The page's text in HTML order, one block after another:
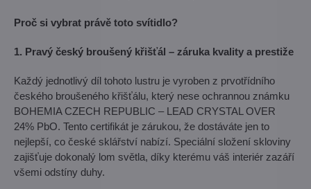
Proč si vybrat právě toto svítidlo?
1. Pravý český broušený křišťál – záruka kvality a prestiže
Každý jednotlivý díl tohoto lustru je vyroben z prvotřídního
českého broušeného křišťálu, který nese ochrannou známku
BOHEMIA CZECH REPUBLIC – LEAD CRYSTAL OVER
24% PbO. Tento certifikát je zárukou, že dostáváte jen to
nejlepší, co české sklářství nabízí. Speciální složení skloviny
zajišťuje dokonalý lom světla, díky kterému váš interiér zazáří
všemi odstíny duhy.